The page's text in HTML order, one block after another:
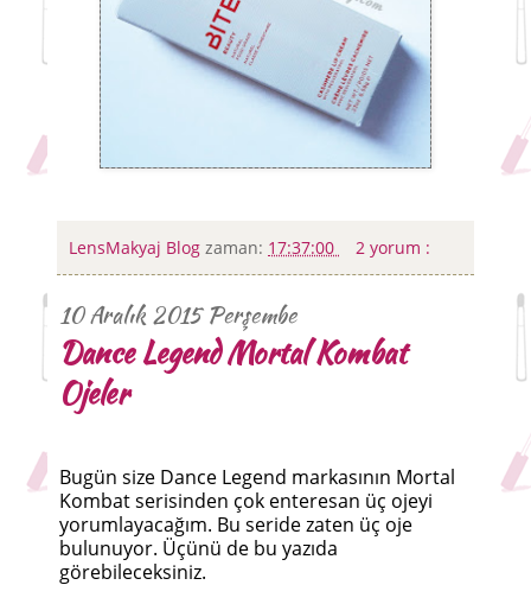
LensMakyaj Blog zaman: 17:37:00 2 yorum :
10 Aralık 2015 Perşembe
Dance Legend Mortal Kombat
Ojeler
Bugün size Dance Legend markasının Mortal
Kombat serisinden çok enteresan üç ojeyi
yorumlayacağım. Bu seride zaten üç oje
bulunuyor. Üçünü de bu yazıda
görebileceksiniz.